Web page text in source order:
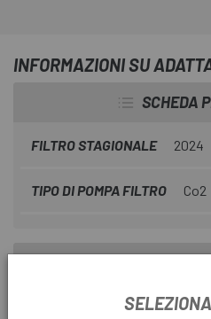
INFORMAZIONI SU
SCHEDA
FILTRO STAGIONALE 2024
TIPO DI POMPA FILTRO Co2
Caratteristiche: